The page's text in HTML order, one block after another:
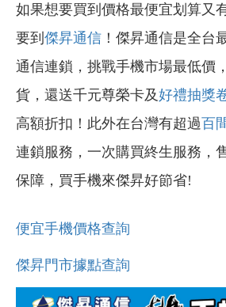
如果想要買到價格最便宜划算又
要到 傑昇通信 ！傑昇通信是全台
通信連鎖，挑戰手機市場最低價
貨，還送千元尊榮卡及好禮抽獎
高額折扣！此外在台灣有超過百
連鎖服務，一次購買終生服務，
保障，買手機來傑昇好節省!
便宜手機價格查詢
傑昇門市據點查詢